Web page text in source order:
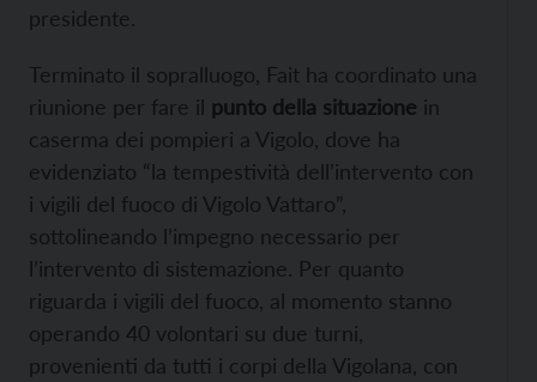
presidente.
Terminato il sopralluogo, Fait ha coordinato una
riunione per fare il punto della situazione in
caserma dei pompieri a Vigolo, dove ha
evidenziato “la tempestività dell’intervento con
i vigili del fuoco di Vigolo Vattaro”,
sottolineando l’impegno necessario per
l’intervento di sistemazione. Per quanto
riguarda i vigili del fuoco, al momento stanno
operando 40 volontari su due turni,
provenienti da tutti i corpi della Vigolana, con